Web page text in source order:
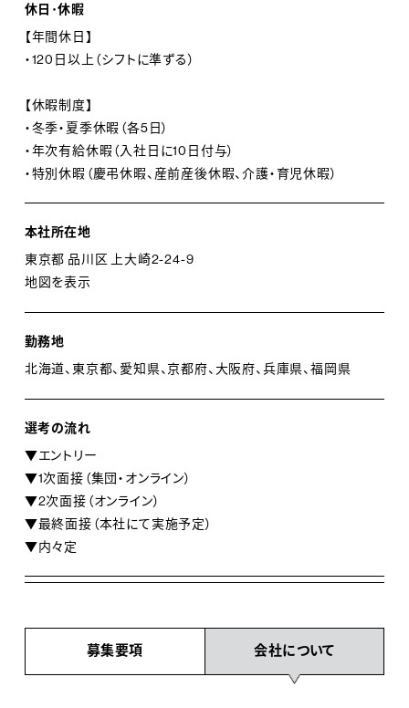
休日･休暇
【年間休日】
・120日以上（シフトに準ずる）
【休暇制度】
・冬季・夏季休暇（各5日）
・年次有給休暇（入社日に10日付与）
・特別休暇（慶弔休暇、産前産後休暇、介護・育児休暇）
本社所在地
東京都 品川区 上大崎2-24-9
地図を表示
勤務地
北海道、東京都、愛知県、京都府、大阪府、兵庫県、福岡県
選考の流れ
▼エントリー
▼1次面接（集団・オンライン）
▼2次面接（オンライン）
▼最終面接（本社にて実施予定）
▼内々定
募集要項 会社について